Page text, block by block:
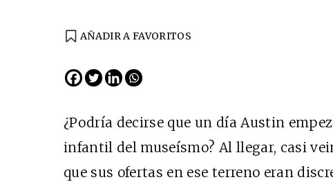
AÑADIR A FAVORITOS
¿Podría decirse que un día Austin
infantil del museísmo? Al llegar, casi
que sus ofertas en ese terreno eran